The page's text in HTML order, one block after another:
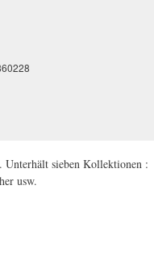
Unterhält sieben Kollektionen :
usw.